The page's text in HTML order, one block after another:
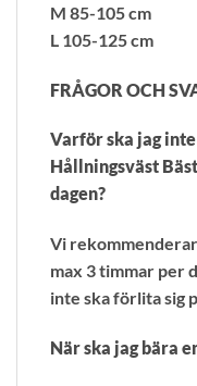
M 85-105 cm
L 105-125 cm
FRÅGOR OCH
Varför ska jag
Hållningsväst
dagen?
Vi
max 3 timmar per
inte ska förlita sig
När ska jag bära